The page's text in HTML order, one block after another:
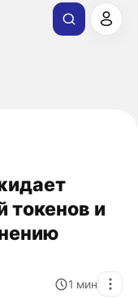
токенов и
1 мин